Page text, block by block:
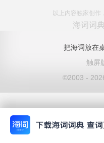
以上内容独家创作
海词词
把海词放在
触屏
©2003 -